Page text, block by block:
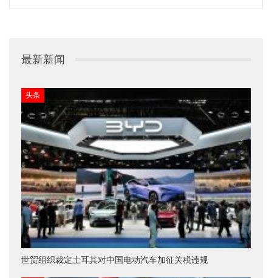
最新新闻
头条
世贸组织裁定土耳其对中国电动汽车加征关税违规